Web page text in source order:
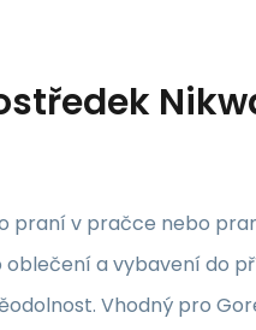
praní v pračce nebo
a vybavení do
Vhodný pro